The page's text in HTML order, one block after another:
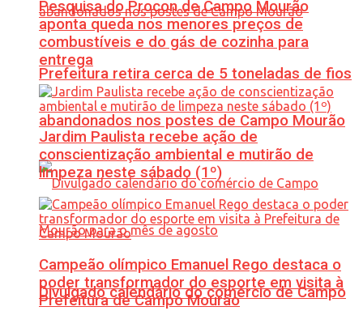
Prefeitura retira cerca de 5 toneladas de fios
abandonados nos postes de Campo Mourão
Divulgado calendário do comércio de Campo
Pesquisa do Procon de Campo Mourão
aponta queda nos menores preços de
combustíveis e do gás de cozinha para
entrega
Jardim Paulista recebe ação de
conscientização ambiental e mutirão de
limpeza neste sábado (1º)
Campeão olímpico Emanuel Rego destaca o
poder transformador do esporte em visita à
Prefeitura de Campo Mourão